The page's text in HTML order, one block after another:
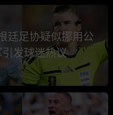
廷足协疑似挪用公
发球迷热议